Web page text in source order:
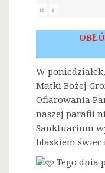
« ‹
W
Matki Bożej
Ofiarowania
naszej parafii
Sanktuarium
blaskiem świec
Tego dnia